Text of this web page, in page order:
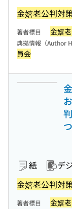
金嬉老公判対
著者標目 金嬉
典拠情報（Author
員会
紙 デ
金嬉老公判対
著者標目
金嬉